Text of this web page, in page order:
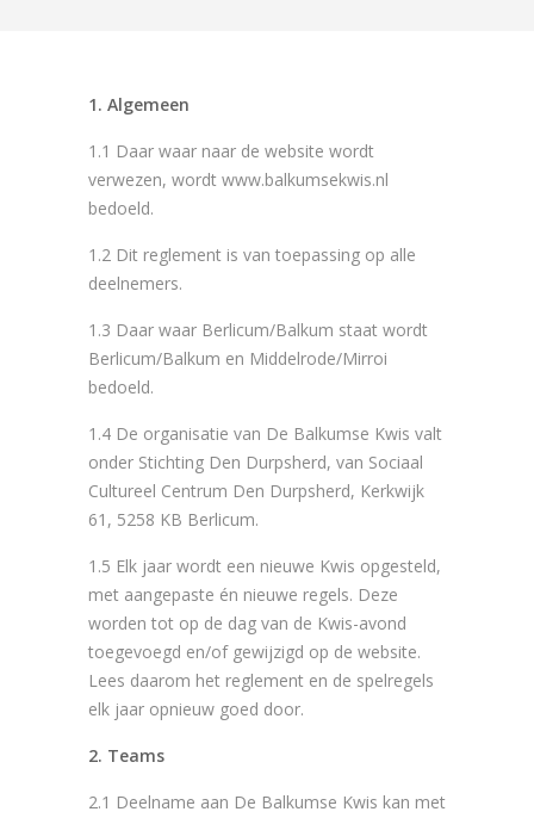
1. Algemeen
1.1 Daar waar naar de website wordt
verwezen, wordt www.balkumsekwis.nl
bedoeld.
1.2 Dit reglement is van toepassing op alle
deelnemers.
1.3 Daar waar Berlicum/Balkum staat wordt
Berlicum/Balkum en Middelrode/Mirroi
bedoeld.
1.4 De organisatie van De Balkumse Kwis valt
onder Stichting Den Durpsherd, van Sociaal
Cultureel Centrum Den Durpsherd, Kerkwijk
61, 5258 KB Berlicum.
1.5 Elk jaar wordt een nieuwe Kwis opgesteld,
met aangepaste én nieuwe regels. Deze
worden tot op de dag van de Kwis-avond
toegevoegd en/of gewijzigd op de website.
Lees daarom het reglement en de spelregels
elk jaar opnieuw goed door.
2. Teams
2.1 Deelname aan De Balkumse Kwis kan met